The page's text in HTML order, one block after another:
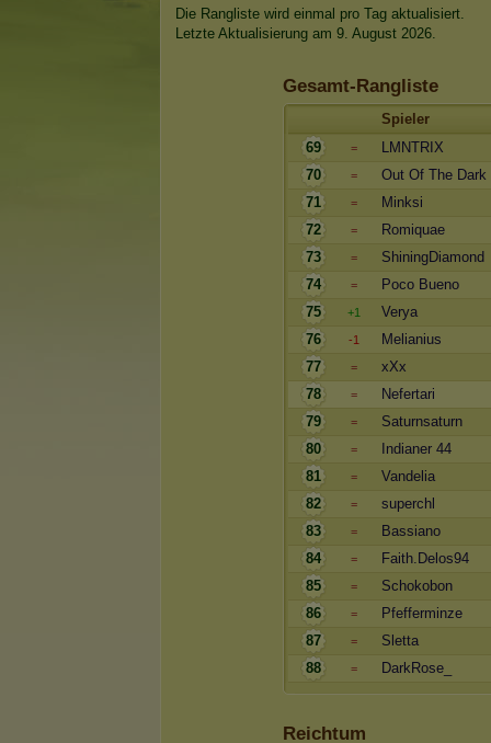
Die Rangliste wird einmal pro Tag aktualisiert.
Letzte Aktualisierung am 9. August 2026.
Gesamt-Rangliste
Spieler
69
=
LMNTRIX
70
=
Out Of The Dark
71
=
Minksi
72
=
Romiquae
73
=
ShiningDiamond
74
=
Poco Bueno
75
+1
Verya
76
-1
Melianius
77
=
xXx
78
=
Nefertari
79
=
Saturnsaturn
80
=
Indianer 44
81
=
Vandelia
82
=
superchl
83
=
Bassiano
84
=
Faith.Delos94
85
=
Schokobon
86
=
Pfefferminze
87
=
Sletta
88
= DarkRose_
Reichtum